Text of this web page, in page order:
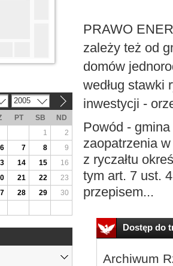
PRAWO
zależy też od
domów
według stawki
inwestycji -
Powód - gmina
zaopatrzenia
z ryczałtu
tym art. 7 ust.
przepisem...
Dostęp do
Archiwum
2005
PT SB
ND
1
2
6 7 8
9
14 15
16
21 22
23
28 29
30